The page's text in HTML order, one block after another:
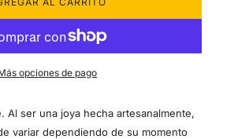
C
A
R
G
O
.
opciones de pago
Al ser una joya hecha artesanalmente,
variar dependiendo de su momento